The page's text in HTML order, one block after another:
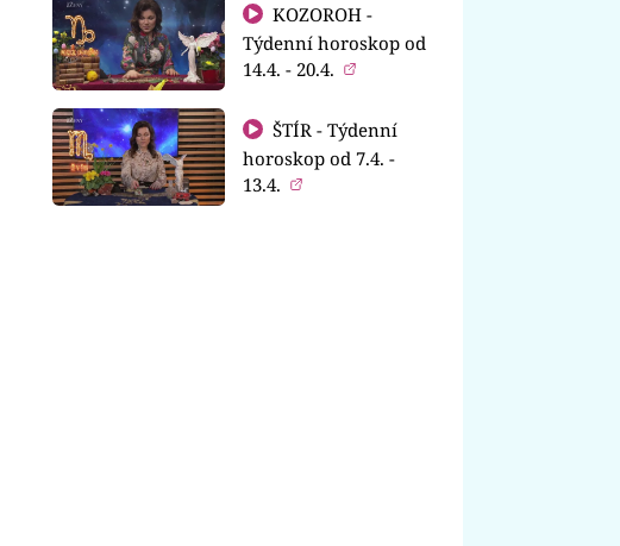
KOZOROH -
Týdenní horoskop od
14.4. - 20.4.
ŠTÍR - Týdenní
horoskop od 7.4. -
13.4.